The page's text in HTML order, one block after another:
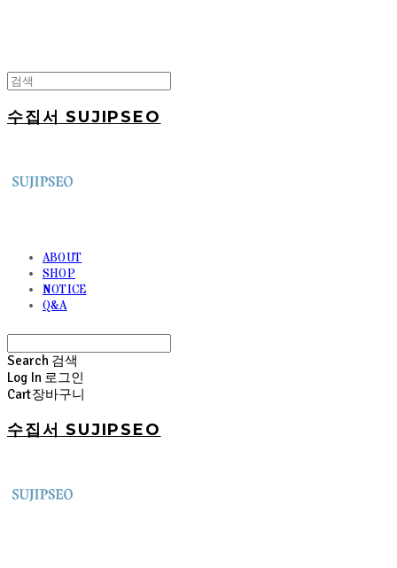
수집서 SUJIPSEO
ABOUT
SHOP
NOTICE
Q&A
Search 검색
Log In 로그인
Cart장바구니
수집서 SUJIPSEO